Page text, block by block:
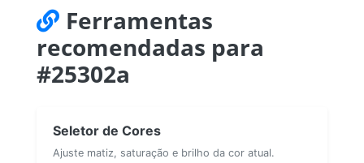
Ferramentas
recomendadas para
#25302a
Seletor de Cores
Ajuste matiz, saturação e brilho da cor atual.